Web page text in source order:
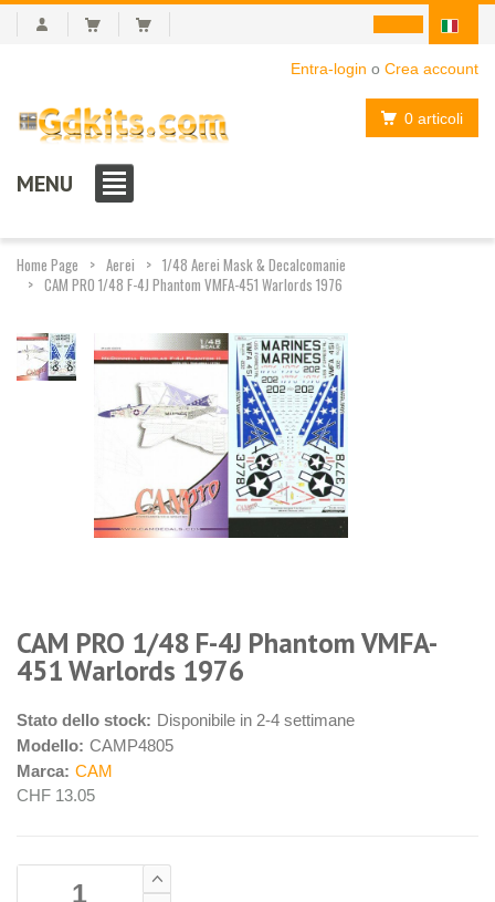
Entra-login o Crea account
0 articoli
MENU
Home Page Aerei
1/48 Aerei Mask & Decalcomanie
CAM PRO 1/48 F-4J Phantom VMFA-451 Warlords 1976
CAM PRO 1/48 F-4J Phantom VMFA-
451 Warlords 1976
Stato dello stock: Disponibile in 2-4 settimane
Modello: CAMP4805
Marca: CAM
CHF 13.05